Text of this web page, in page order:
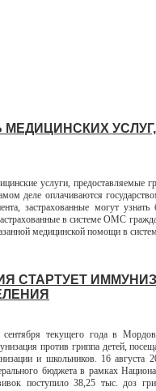
МЕДИЦИНСКИХ
услуги, предоставляемые
деле оплачиваются
застрахованные могут
в системе ОМС
медицинской помощи в
СТАРТУЕТ
текущего года в
против гриппа детей,
и школьников. 16 августа
бюджета в рамках
поступило 38,25 тыс. доз